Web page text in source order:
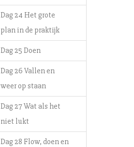
Dag 24 Het grote
plan in de praktijk
Dag 25 Doen
Dag 26 Vallen en
weer op staan
Dag 27 Wat als het
niet lukt
Dag 28 Flow, doen en